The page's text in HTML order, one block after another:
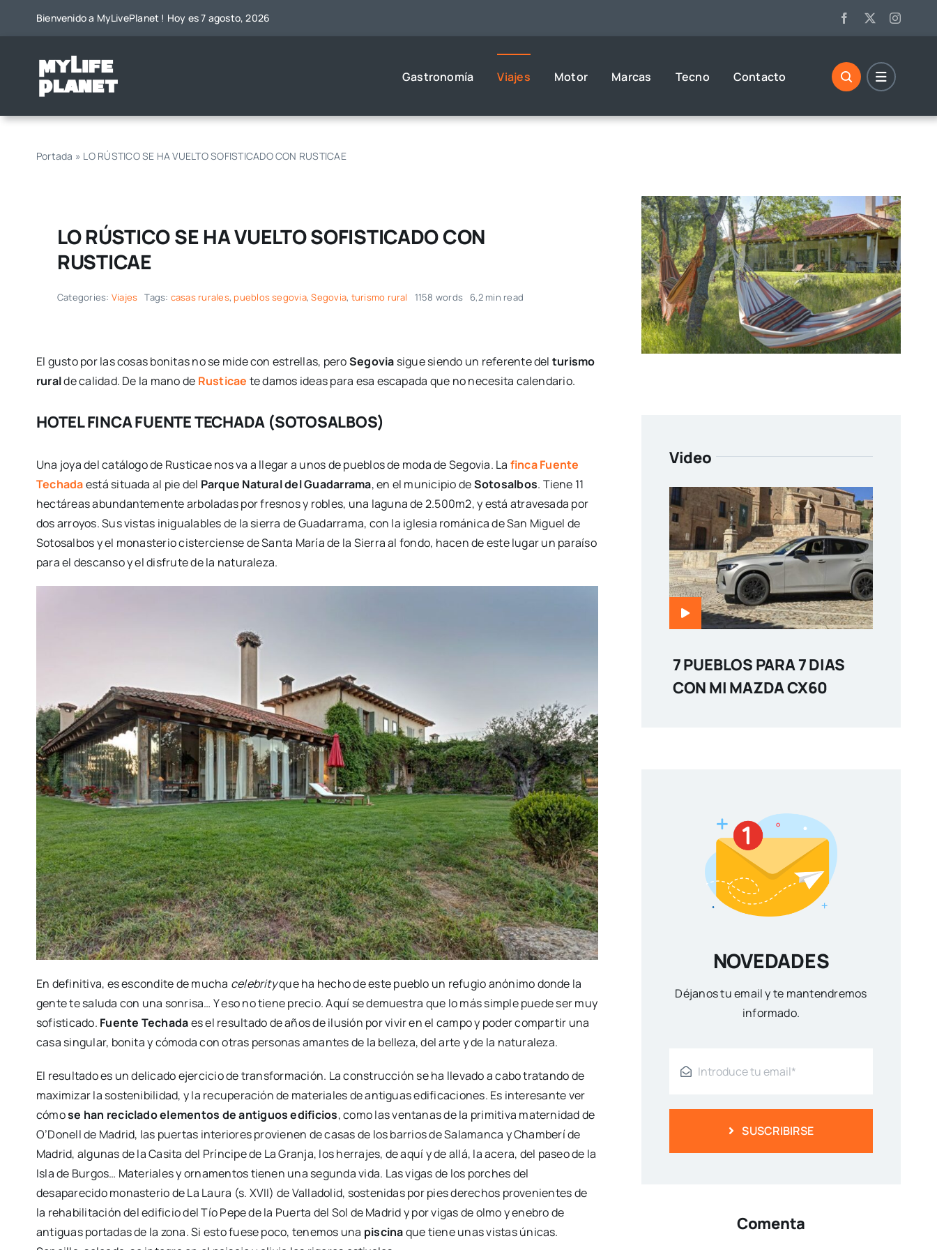
Bienvenido a MyLivePlanet ! Hoy es 7 agosto, 2026
Gastronomía Viajes Motor Marcas Tecno Contacto
Portada » LO RÚSTICO SE HA VUELTO SOFISTICADO CON RUSTICAE
LO RÚSTICO SE HA VUELTO SOFISTICADO CON
RUSTICAE
Categories: Viajes Tags: casas rurales, pueblos segovia,Segovia, turismo rural 1158 words 6,2 min read
El gusto por las cosas bonitas no se mide con estrellas, peroSegovia sigue siendo un referente del turismo
ruralde calidad. De la mano de Rusticae te damos ideas para esa escapada que no necesita calendario.
HOTEL FINCA FUENTE TECHADA (SOTOSALBOS)
Una joya del catálogo de Rusticae nos va a llegar a unos de pueblos de moda de Segovia. La fincaFuente
Techadaestá situada al pie del Parque Natural del Guadarrama, en el municipio deSotosalbos. Tiene 11
hectáreas abundantemente arboladas por fresnos y robles, una laguna de 2.500m2, y está atravesada por
dos arroyos. Sus vistas inigualables de la sierra de Guadarrama, con la iglesia románica de San Miguel de
Sotosalbos y el monasterio cisterciense de Santa María de la Sierra al fondo, hacen de este lugar un paraíso
para el descanso y el disfrute de la naturaleza.
En definitiva, es escondite de mucha celebrityque ha hecho de este pueblo un refugio anónimo donde la
gente te saluda con una sonrisa… Y eso no tiene precio. Aquí se demuestra que lo más simple puede ser muy
sofisticado. Fuente Techadaes el resultado de años de ilusión por vivir en el campo y poder compartir una
casa singular, bonita y cómoda con otras personas amantes de la belleza, del arte y de la naturaleza.
El resultado es un delicado ejercicio de transformación. La construcción se ha llevado a cabo tratando de
maximizar la sostenibilidad, y la recuperación de materiales de antiguas edificaciones. Es interesante ver
cómose han reciclado elementos de antiguos edificios, como las ventanas de la primitiva maternidad de
O’Donell de Madrid, las puertas interiores provienen de casas de los barrios de Salamanca y Chamberí de
Madrid, algunas de la Casita del Príncipe de La Granja, los herrajes, de aquí y de allá, la acera, del paseo de la
Isla de Burgos… Materiales y ornamentos tienen una segunda vida. Las vigas de los porches del
desaparecido monasterio de La Laura (s. XVII) de Valladolid, sostenidas por pies derechos provenientes de
la rehabilitación del edificio del Tío Pepe de la Puerta del Sol de Madrid y por vigas de olmo y enebro de
antiguas portadas de la zona. Si esto fuese poco, tenemos una piscinaque tiene unas vistas únicas.
Video
7 PUEBLOS PARA 7 DIAS
CON MI MAZDA CX60
NOVEDADES
Déjanos tu email y te mantendremos
informado.
SUSCRIBIRSE
Comenta